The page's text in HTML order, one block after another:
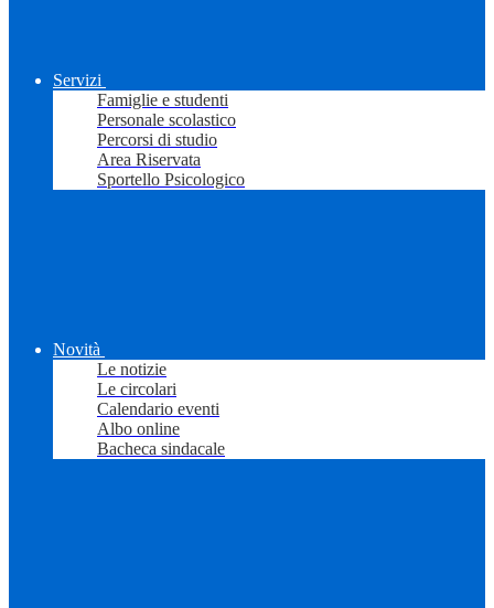
Servizi
Famiglie e studenti
Personale scolastico
Percorsi di studio
Area Riservata
Sportello Psicologico
Novità
Le notizie
Le circolari
Calendario eventi
Albo online
Bacheca sindacale